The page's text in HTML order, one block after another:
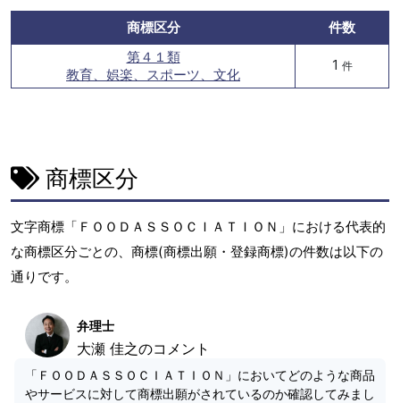
商標区分
件数
第４１類
教育、娯楽、スポーツ、文化
1 件
商標区分
文字商標「ＦＯＯＤＡＳＳＯＣＩＡＴＩＯＮ」における代表的
な商標区分ごとの、商標(商標出願・登録商標)の件数は以下の
通りです。
弁理士
大瀬 佳之のコメント
「ＦＯＯＤＡＳＳＯＣＩＡＴＩＯＮ」においてどのような商品
やサービスに対して商標出願がされているのか確認してみまし